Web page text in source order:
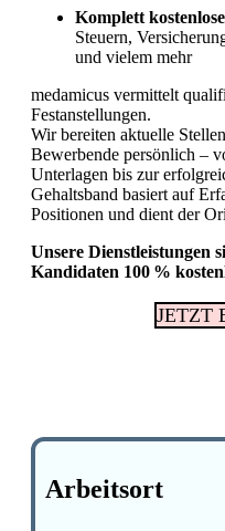
in der
Komplett
Steuern,
und vielem mehr
medamicus vermittelt
Festanstellungen.
Wir bereiten aktuelle
Bewerbende persönlich –
Unterlagen bis zur
Gehaltsband basiert auf
Positionen und dient der
Unsere Dienstleistungen
Kandidaten 100 %
JETZT
Arbeitsort